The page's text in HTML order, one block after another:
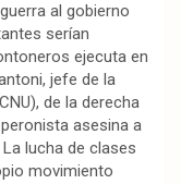
al gobierno
serían
ejecuta en
jefe de la
de la derecha
asesina a
lucha de clases
movimiento